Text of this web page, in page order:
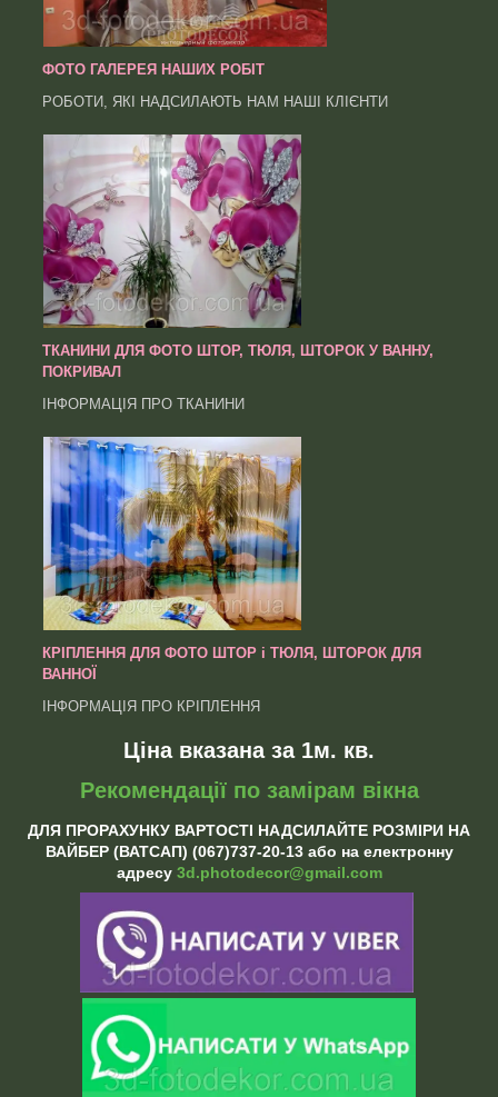
ФОТО ГАЛЕРЕЯ НАШИХ РОБІТ
РОБОТИ, ЯКІ НАДСИЛАЮТЬ НАМ НАШІ КЛІЄНТИ
ТКАНИНИ ДЛЯ ФОТО ШТОР, ТЮЛЯ, ШТОРОК У ВАННУ,
ПОКРИВАЛ
ІНФОРМАЦІЯ ПРО ТКАНИНИ
КРІПЛЕННЯ ДЛЯ ФОТО ШТОР і ТЮЛЯ, ШТОРОК ДЛЯ
ВАННОЇ
ІНФОРМАЦІЯ ПРО КРІПЛЕННЯ
Ціна вказана за 1м. кв.
Рекомендації по замірам вікна
ДЛЯ ПРОРАХУНКУ ВАРТОСТІ НАДСИЛАЙТЕ РОЗМІРИ НА
ВАЙБЕР (ВАТСАП) (067)737-20-13 або на електронну
адресу 3d.photodecor@gmail.com